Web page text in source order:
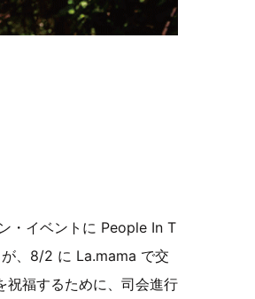
・イベントに People In T
、8/2 に La.mama で交
祝福するために、司会進行